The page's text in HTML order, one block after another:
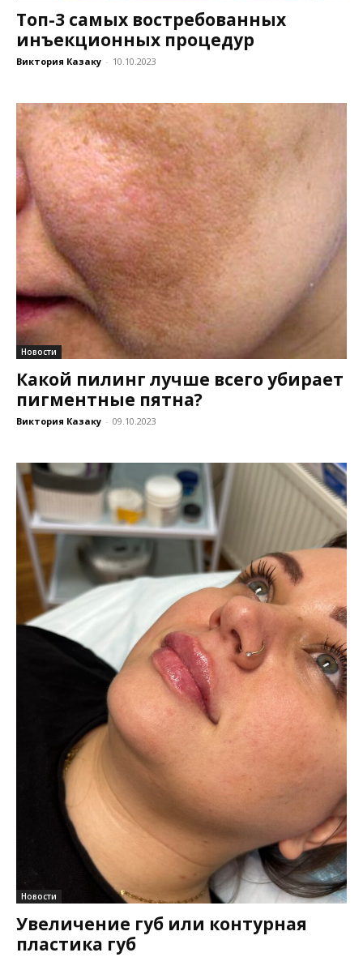
Топ-3 самых востребованных
инъекционных процедур
Виктория Казаку - 10.10.2023
Новости
Какой пилинг лучше всего убирает
пигментные пятна?
Виктория Казаку - 09.10.2023
Новости
Увеличение губ или контурная
пластика губ